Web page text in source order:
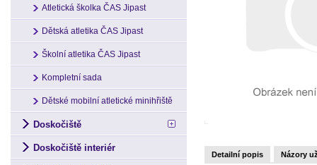
Detailní popis Názory
Atletická školka ČAS Jipast
Dětská atletika ČAS Jipast
Školní atletika ČAS Jipast
Kompletní sada
Dětské mobilní atletické minihřiště
Doskočiště
Doskočiště interiér